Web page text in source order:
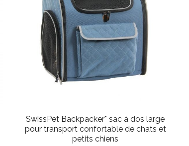
SwissPet Backpacker* sac à dos large
pour transport confortable de chats et
petits chiens